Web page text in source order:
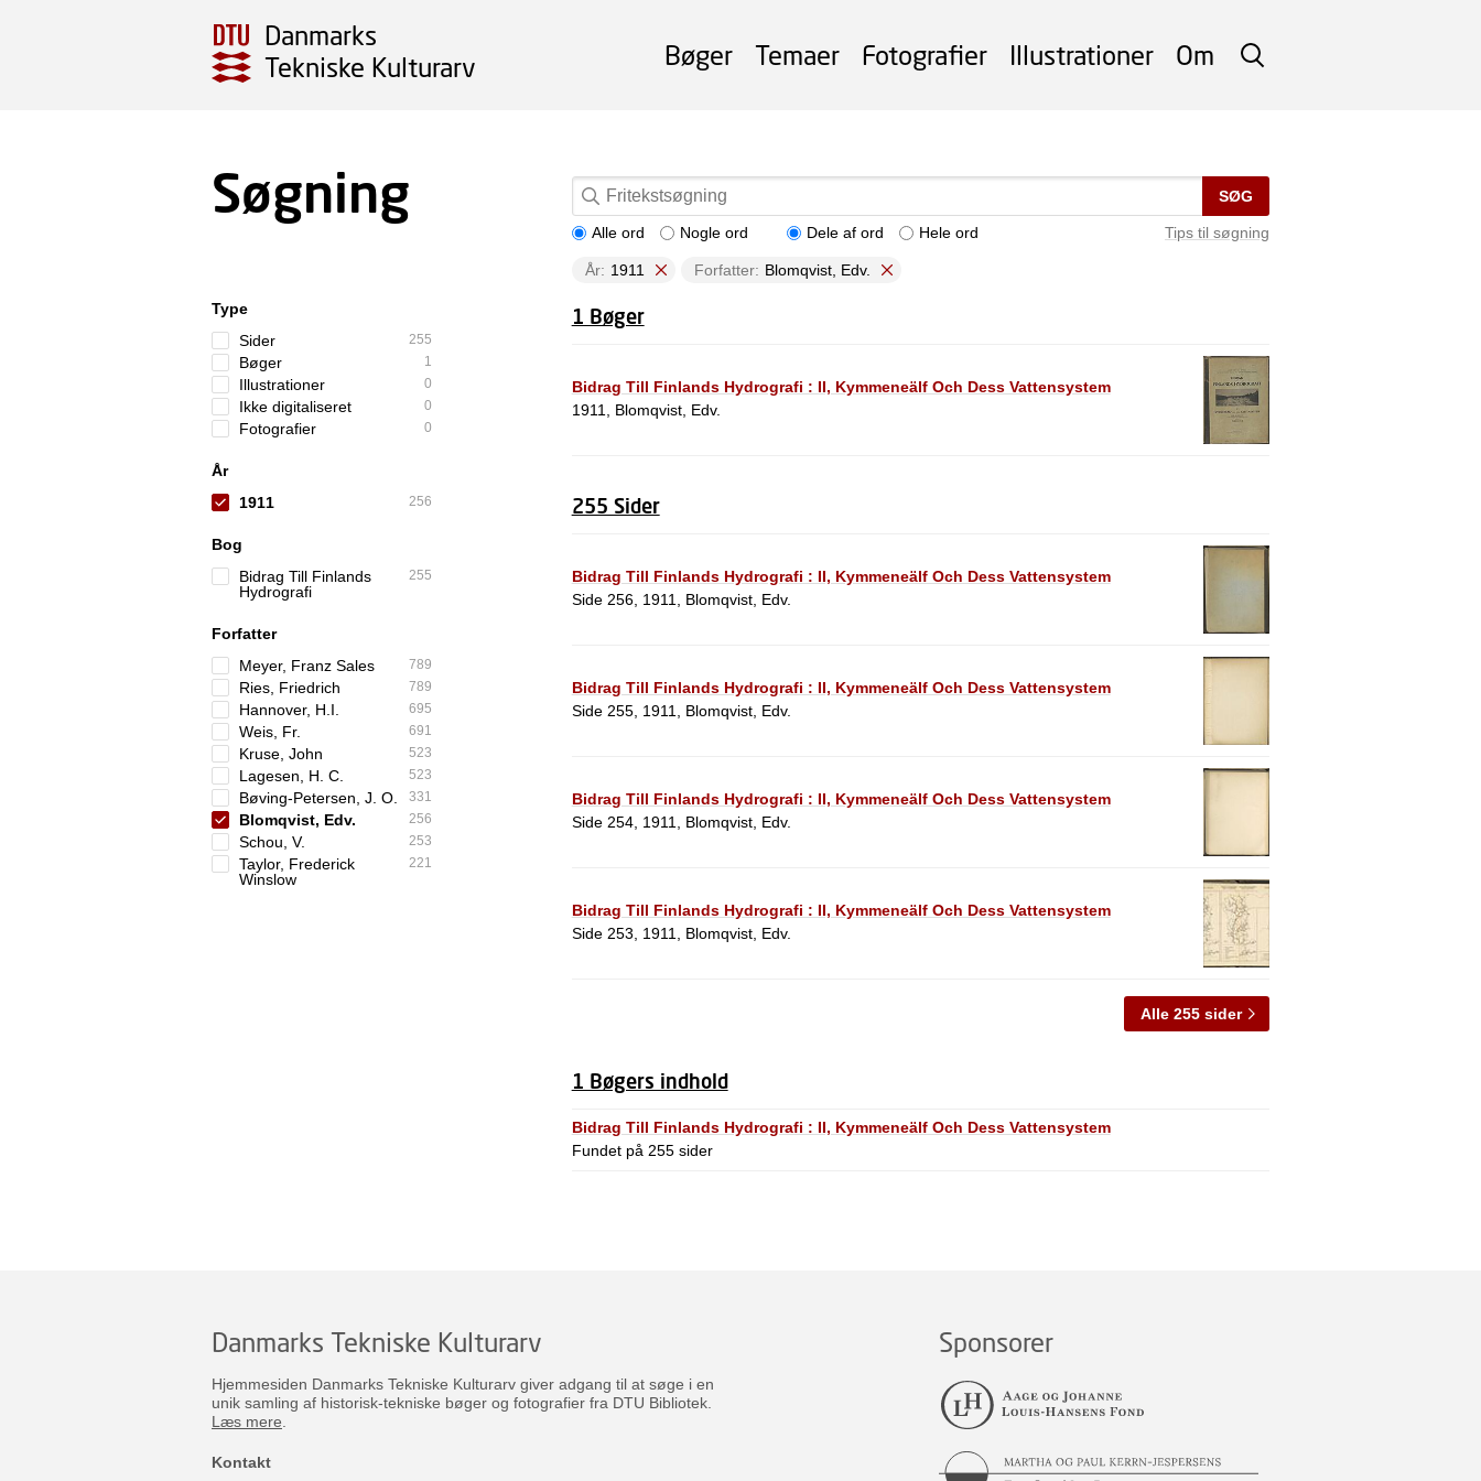
Danmarks
Tekniske Kulturarv
SØG
Bøger Temaer Fotografier Illustrationer Om
Søgning SØG
Tips til søgning
Alle ord Nogle ord Dele af ord Hele ord
År: 1911 Forfatter: Blomqvist, Edv.
Type
Sider
255
Bøger 1
Illustrationer 0
Ikke digitaliseret 0
Fotografier 0
År
1911
256
Bog
Bidrag Till Finlands
Hydrografi
255
Forfatter
Meyer, Franz Sales
789
Ries, Friedrich 789
Hannover, H.I. 695
Weis, Fr. 691
Kruse, John 523
Lagesen, H. C. 523
Bøving-Petersen, J. O. 331
Blomqvist, Edv. 256
Schou, V. 253
Taylor, Frederick
Winslow
221
1 Bøger
Bidrag Till Finlands Hydrografi : II, Kymmeneälf Och Dess Vattensystem
1911, Blomqvist, Edv.
255 Sider
Bidrag Till Finlands Hydrografi : II, Kymmeneälf Och Dess Vattensystem
Side 256, 1911, Blomqvist, Edv.
Bidrag Till Finlands Hydrografi : II, Kymmeneälf Och Dess Vattensystem
Side 255, 1911, Blomqvist, Edv.
Bidrag Till Finlands Hydrografi : II, Kymmeneälf Och Dess Vattensystem
Side 254, 1911, Blomqvist, Edv.
Bidrag Till Finlands Hydrografi : II, Kymmeneälf Och Dess Vattensystem
Side 253, 1911, Blomqvist, Edv.
Alle 255 sider
1 Bøgers indhold
Bidrag Till Finlands Hydrografi : II, Kymmeneälf Och Dess Vattensystem
Fundet på 255 sider
Danmarks Tekniske Kulturarv
Hjemmesiden Danmarks Tekniske Kulturarv giver adgang til at søge i en
unik samling af historisk-tekniske bøger og fotografier fra DTU Bibliotek.
Læs mere
Kontakt
Sponsorer